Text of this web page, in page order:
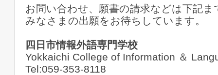
お問い合わせ、願書の請求などは下記
みなさまの出願をお待ちしています。
四日市情報外語専門学校
Yokkaichi College of Information ＆
Tel:059-353-8118